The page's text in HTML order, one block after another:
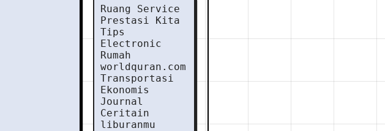
Ruang Service
Prestasi Kita
Tips
Electronic
Rumah
worldquran.com
Transportasi
Ekonomis
Journal
Ceritain
liburanmu